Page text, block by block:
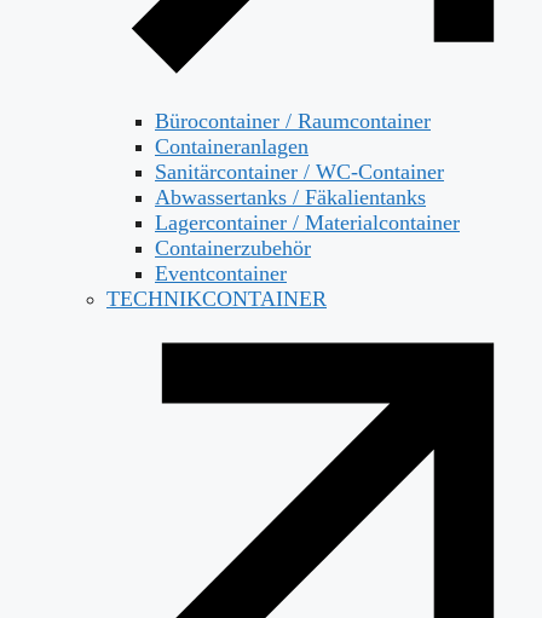
Bürocontainer / Raumcontainer
Containeranlagen
Sanitärcontainer / WC-Container
Abwassertanks / Fäkalientanks
Lagercontainer / Materialcontainer
Containerzubehör
Eventcontainer
TECHNIKCONTAINER